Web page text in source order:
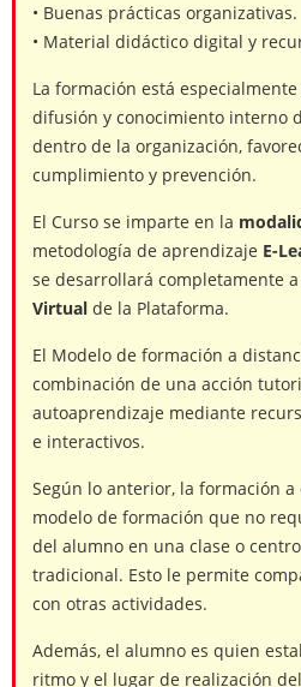
• Buenas prácticas organizativas.
• Material didáctico digital y
La formación está
difusión y conocimiento interno
dentro de la organización,
cumplimiento y prevención.
El Curso se imparte en la
metodología de aprendizaje E-
se desarrollará completamente
Virtual de la Plataforma.
El Modelo de formación a
combinación de una acción
autoaprendizaje mediante
e interactivos.
Según lo anterior, la formación
modelo de formación que no
del alumno en una clase o
tradicional. Esto le permite
con otras actividades.
Además, el alumno es quien
ritmo y el lugar de realización